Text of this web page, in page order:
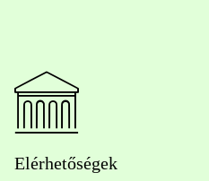
Elérhetőségek